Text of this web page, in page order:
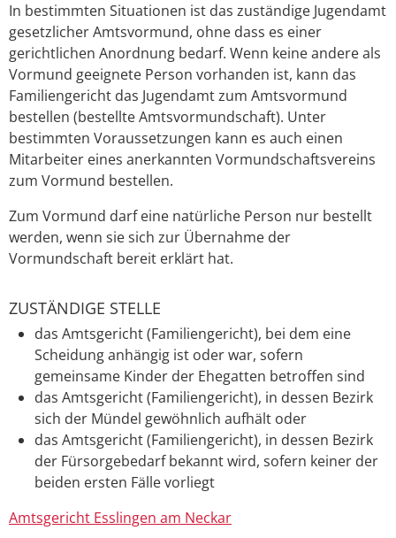
In bestimmten Situationen ist das zuständige Jugendamt
gesetzlicher Amtsvormund, ohne dass es einer
gerichtlichen Anordnung bedarf. Wenn keine andere als
Vormund geeignete Person vorhanden ist, kann das
Familiengericht das Jugendamt zum Amtsvormund
bestellen (bestellte Amtsvormundschaft). Unter
bestimmten Voraussetzungen kann es auch einen
Mitarbeiter eines anerkannten Vormundschaftsvereins
zum Vormund bestellen.
Zum Vormund darf eine natürliche Person nur bestellt
werden, wenn sie sich zur Übernahme der
Vormundschaft bereit erklärt hat.
ZUSTÄNDIGE STELLE
das Amtsgericht (Familiengericht), bei dem eine
Scheidung anhängig ist oder war, sofern
gemeinsame Kinder der Ehegatten betroffen sind
das Amtsgericht (Familiengericht), in dessen Bezirk
sich der Mündel gewöhnlich aufhält oder
das Amtsgericht (Familiengericht), in dessen Bezirk
der Fürsorgebedarf bekannt wird, sofern keiner der
beiden ersten Fälle vorliegt
Amtsgericht Esslingen am Neckar